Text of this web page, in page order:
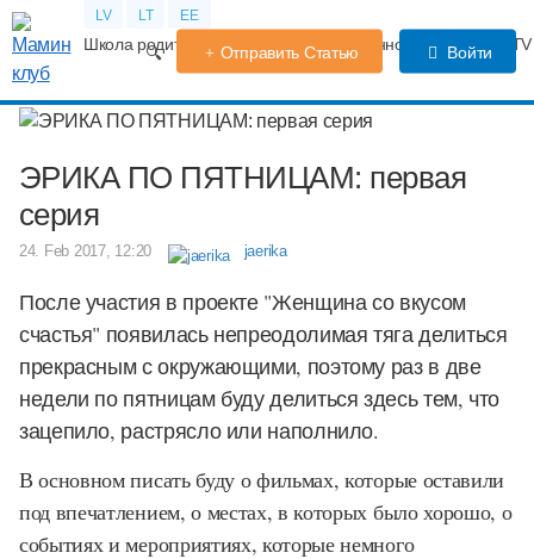
LV LT EE
Школа родителей Календарь беременности Форум
Отправить Статью Войти
ЭРИКА ПО ПЯТНИЦАМ: первая
серия
24. Feb 2017, 12:20 jaerika
После участия в проекте "Женщина со вкусом
счастья" появилась непреодолимая тяга делиться
прекрасным с окружающими, поэтому раз в две
недели по пятницам буду делиться здесь тем, что
зацепило, растрясло или наполнило.
В основном писать буду о фильмах, которые оставили
под впечатлением, о местах, в которых было хорошо, о
событиях и мероприятиях, которые немного